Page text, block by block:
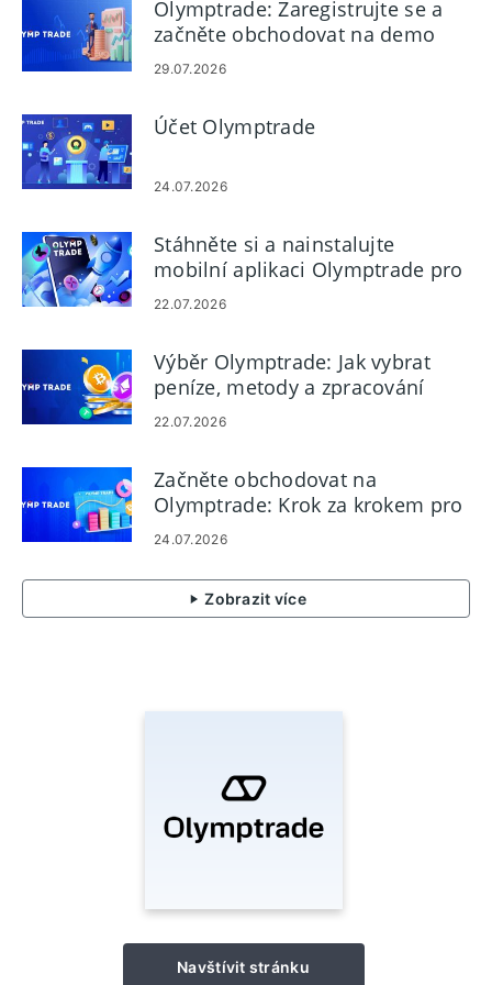
Olymptrade: Zaregistrujte se a
začněte obchodovat na demo
účtu
29.07.2026
Účet Olymptrade
24.07.2026
Stáhněte si a nainstalujte
mobilní aplikaci Olymptrade pro
Android a iOS
22.07.2026
Výběr Olymptrade: Jak vybrat
peníze, metody a zpracování
22.07.2026
Začněte obchodovat na
Olymptrade: Krok za krokem pro
začátečníky
24.07.2026
Zobrazit více
Navštívit stránku